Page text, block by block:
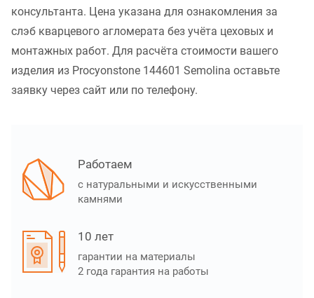
консультанта. Цена указана для ознакомления за
слэб кварцевого агломерата без учёта цеховых и
монтажных работ. Для расчёта стоимости вашего
изделия из Procyonstone 144601 Semolina оставьте
заявку через сайт или по телефону.
Работаем
с натуральными и искусственными
камнями
10 лет
гарантии на материалы
2 года гарантия на работы